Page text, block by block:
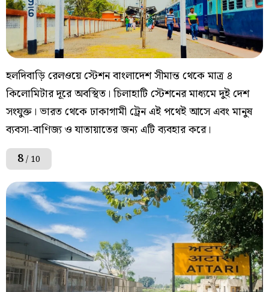
হলদিবাড়ি রেলওয়ে স্টেশন বাংলাদেশ সীমান্ত থেকে মাত্র ৪
কিলোমিটার দূরে অবস্থিত। চিলাহাটি স্টেশনের মাধ্যমে দুই দেশ
সংযুক্ত। ভারত থেকে ঢাকাগামী ট্রেন এই পথেই আসে এবং মানুষ
ব্যবসা-বাণিজ্য ও যাতায়াতের জন্য এটি ব্যবহার করে।
8/ 10